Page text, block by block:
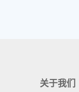
关于我们